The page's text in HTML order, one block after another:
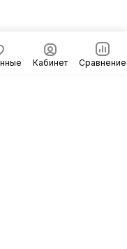
Кабинет Сравнение